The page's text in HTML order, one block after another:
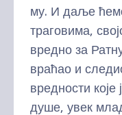
му. И даље
траговима,
вредно за
враћао и
вредности које
душе, увек